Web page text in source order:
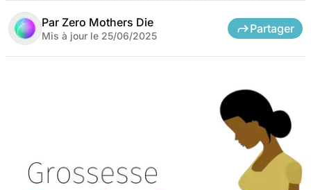
Par Zero Mothers Die
Mis à jour le 25/06/2025
Partager